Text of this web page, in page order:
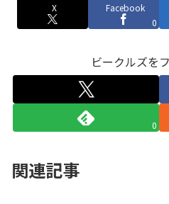
X
Facebook
0
ビークルズを
0
関連記事